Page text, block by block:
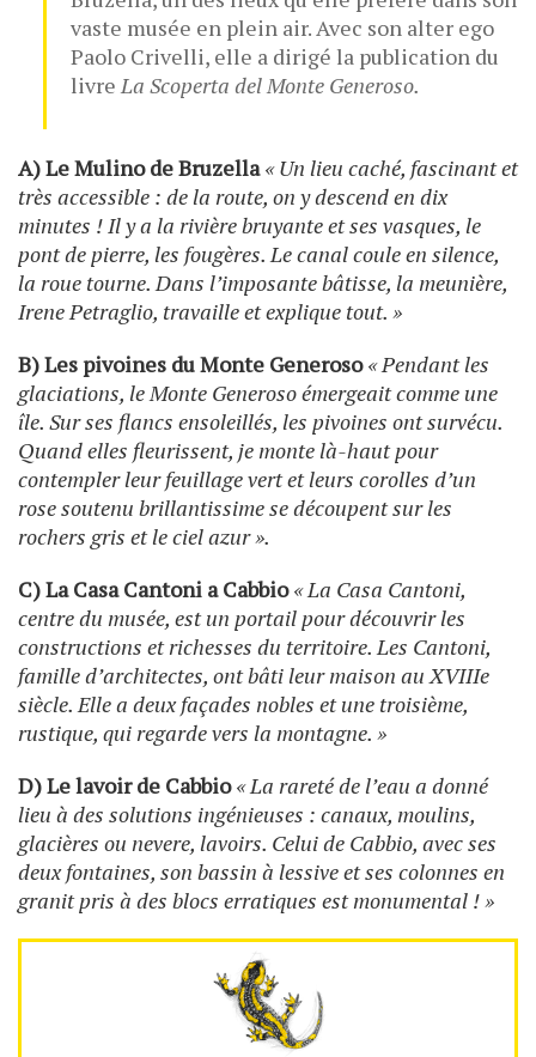
vaste musée en plein air. Avec son alter ego
Paolo Crivelli, elle a dirigé la publication du
livre La Scoperta del Monte Generoso.
A) Le Mulino de Bruzella « Un lieu caché, fascinant et
très accessible : de la route, on y descend en dix
minutes ! Il y a la rivière bruyante et ses vasques, le
pont de pierre, les fougères. Le canal coule en silence,
la roue tourne. Dans l’imposante bâtisse, la meunière,
Irene Petraglio, travaille et explique tout. »
B) Les pivoines du Monte Generoso « Pendant les
glaciations, le Monte Generoso émergeait comme une
île. Sur ses flancs ensoleillés, les pivoines ont survécu.
Quand elles fleurissent, je monte là-haut pour
contempler leur feuillage vert et leurs corolles d’un
rose soutenu brillantissime se découpent sur les
rochers gris et le ciel azur ».
C) La Casa Cantoni a Cabbio « La Casa Cantoni,
centre du musée, est un portail pour découvrir les
constructions et richesses du territoire. Les Cantoni,
famille d’architectes, ont bâti leur maison au XVIIIe
siècle. Elle a deux façades nobles et une troisième,
rustique, qui regarde vers la montagne. »
D) Le lavoir de Cabbio « La rareté de l’eau a donné
lieu à des solutions ingénieuses : canaux, moulins,
glacières ou nevere, lavoirs. Celui de Cabbio, avec ses
deux fontaines, son bassin à lessive et ses colonnes en
granit pris à des blocs erratiques est monumental ! »